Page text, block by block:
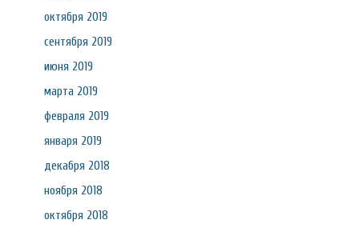
октября 2019
сентября 2019
июня 2019
марта 2019
февраля 2019
января 2019
декабря 2018
ноября 2018
октября 2018